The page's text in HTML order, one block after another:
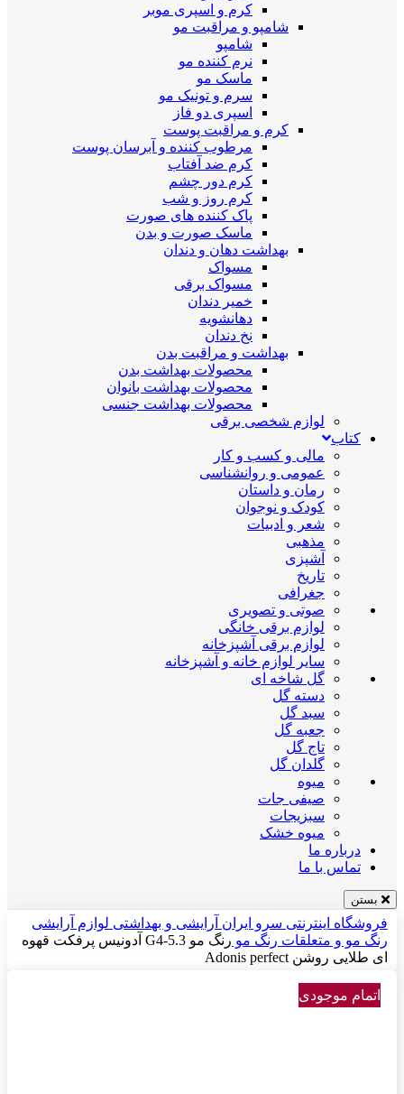
کرم و اسپری موبر
شامپو و مراقبت مو
شامپو
نرم کننده مو
ماسک مو
سرم و تونیک مو
اسپری دو فاز
کرم و مراقبت پوست
مرطوب کننده و آبرسان پوست
کرم ضد آفتاب
کرم دور چشم
کرم روز و شب
پاک کننده های صورت
ماسک صورت و بدن
بهداشت دهان و دندان
مسواک
مسواک برقی
خمیر دندان
دهانشویه
نخ دندان
بهداشت و مراقبت بدن
محصولات بهداشت بدن
محصولات بهداشت بانوان
محصولات بهداشت جنسی
لوازم شخصی برقی
کتاب
مالی و کسب و کار
عمومی و روانشناسی
رمان و داستان
کودک و نوجوان
شعر و ادبیات
مذهبی
آشپزی
تاریخ
جغرافی
صوتی و تصویری
لوازم برقی خانگی
لوازم برقی آشپزخانه
سایر لوازم خانه و آشپزخانه
گل شاخه ای
دسته گل
سبد گل
جعبه گل
تاج گل
گلدان گل
میوه
صیفی جات
سبزیجات
میوه خشک
درباره ما
تماس با ما
بستن
فروشگاه اینترنتی سرو ایران آرایشی و بهداشتی لوازم آرایشی
رنگ مو و متعلقات رنگ مو
رنگ مو G4-5.3 آدونیس پرفکت قهوه
ای طلایی روشن Adonis perfect
اتمام موجودی